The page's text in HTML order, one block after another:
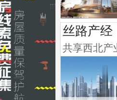
丝路产经
共享西北产